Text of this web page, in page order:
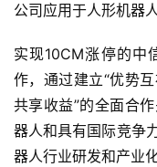
&
行
行
业
资
公司应用于人形机器
实现10CM涨停的中
作，通过建立“优势
共享收益”的全面合
器人和具有国际竞争
器人行业研发和产业化